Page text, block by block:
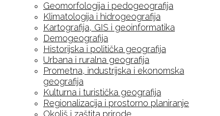
Geomorfologija i pedogeografija
Klimatologija i hidrogeografija
Kartografija, GIS i geoinformatika
Demogeografija
Historijska i politička geografija
Urbana i ruralna geografija
Prometna, industrijska i ekonomska
geografija
Kulturna i turistička geografija
Regionalizacija i prostorno planiranje
Okoliš i zaštita prirode